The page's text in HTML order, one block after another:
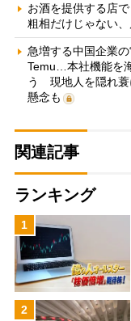
お酒を提供する店
粗相だけじゃない
急増する中国企業
Temu…本社機能を
う 現地人を隠れ蓑
懸念も
関連記事
ランキング
1
2